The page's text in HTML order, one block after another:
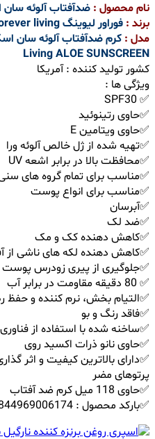
نام محصول : ضدآفتاب آلوئه سان
برند : فوراور لیوینگ Forever living
مدل :
Living ALOE SUNSCREEN
کشور تولید کننده : آمریکا
ویژگی ها :
✅ SPF30
✅حاوی رتینوئید
✅حاوی ویتامین E
✅تهیه شده از ژل خالص آلوئه ورا
✅محافظت بالا در برابر اشعه UV
✅مناسب برای تمام گروه های
✅مناسب برای انواع پوست
✅آبرسان
✅ضد لک
✅کاهش دهنده کک و مک
✅کاهش دهنده لکه های ناشی از
✅جلوگیری از پیری زودرس پوست
✅ 80 دقیقه مقاومت در برابر آب
✅التیام بخش، نرم کننده و
✅فاقد رنگ و بو
✅ساخنه شده با استفاده از فناوری
✅حاوی نانو ذرات اکسید روی
✅دارای بالاترین کیفیت و اثر
پرتوهای مضر
✅حاوی 118 میل کرم ضد آفتاب
✅بارکد محصول : 844969006174